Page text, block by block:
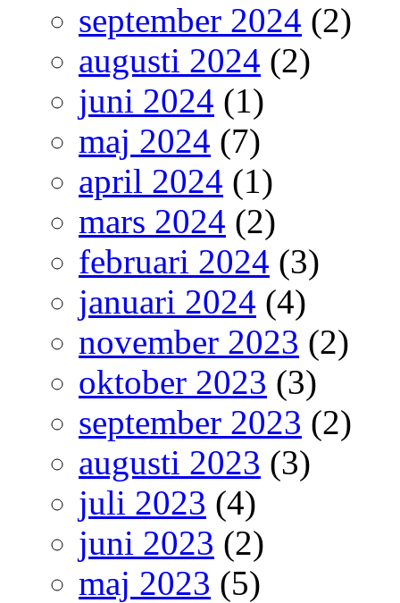
september 2024 (2)
augusti 2024 (2)
juni 2024 (1)
maj 2024 (7)
april 2024 (1)
mars 2024 (2)
februari 2024 (3)
januari 2024 (4)
november 2023 (2)
oktober 2023 (3)
september 2023 (2)
augusti 2023 (3)
juli 2023 (4)
juni 2023 (2)
maj 2023 (5)